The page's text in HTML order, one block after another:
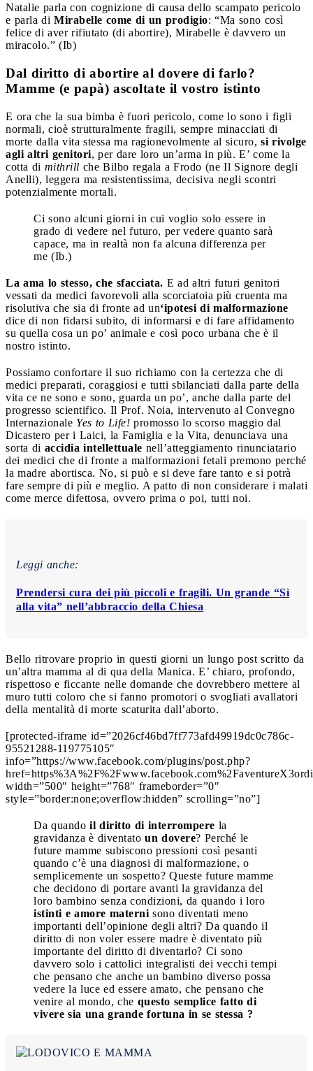
Natalie parla con cognizione di causa dello scampato pericolo
e parla di Mirabelle come di un prodigio: “Ma sono così
felice di aver rifiutato (di abortire), Mirabelle è davvero un
miracolo.” (Ib)
Dal diritto di abortire al dovere di farlo?
Mamme (e papà) ascoltate il vostro istinto
E ora che la sua bimba è fuori pericolo, come lo sono i figli
normali, cioè strutturalmente fragili, sempre minacciati di
morte dalla vita stessa ma ragionevolmente al sicuro, si rivolge
agli altri genitori, per dare loro un’arma in più. E’ come la
cotta di mithrill che Bilbo regala a Frodo (ne Il Signore degli
Anelli), leggera ma resistentissima, decisiva negli scontri
potenzialmente mortali.
Ci sono alcuni giorni in cui voglio solo essere in
grado di vedere nel futuro, per vedere quanto sarà
capace, ma in realtà non fa alcuna differenza per
me (Ib.)
La ama lo stesso, che sfacciata. E ad altri futuri genitori
vessati da medici favorevoli alla scorciatoia più cruenta ma
risolutiva che sia di fronte ad un‘ipotesi di malformazione
dice di non fidarsi subito, di informarsi e di fare affidamento
su quella cosa un po’ animale e così poco urbana che è il
nostro istinto.
Possiamo confortare il suo richiamo con la certezza che di
medici preparati, coraggiosi e tutti sbilanciati dalla parte della
vita ce ne sono e sono, guarda un po’, anche dalla parte del
progresso scientifico. Il Prof. Noia, intervenuto al Convegno
Internazionale Yes to Life! promosso lo scorso maggio dal
Dicastero per i Laici, la Famiglia e la Vita, denunciava una
sorta di accidia intellettuale nell’atteggiamento rinunciatario
dei medici che di fronte a malformazioni fetali premono perché
la madre abortisca. No, si può e si deve fare tanto e si potrà
fare sempre di più e meglio. A patto di non considerare i malati
come merce difettosa, ovvero prima o poi, tutti noi.
Leggi anche:
Prendersi cura dei più piccoli e fragili. Un grande “Sì
alla vita” nell’abbraccio della Chiesa
Bello ritrovare proprio in questi giorni un lungo post scritto da
un’altra mamma al di qua della Manica. E’ chiaro, profondo,
rispettoso e ficcante nelle domande che dovrebbero mettere al
muro tutti coloro che si fanno promotori o svogliati avallatori
della mentalità di morte scaturita dall’aborto.
[protected-iframe id=”2026cf46bd7ff773afd49919dc0c786c-
95521288-119775105″
info=”https://www.facebook.com/plugins/post.php?
width=”500″ height=”768″ frameborder=”0″
style=”border:none;overflow:hidden” scrolling=”no”]
Da quando il diritto di interrompere la
gravidanza è diventato un dovere? Perché le
future mamme subiscono pressioni così pesanti
quando c’è una diagnosi di malformazione, o
semplicemente un sospetto? Queste future mamme
che decidono di portare avanti la gravidanza del
loro bambino senza condizioni, da quando i loro
istinti e amore materni sono diventati meno
importanti dell’opinione degli altri? Da quando il
diritto di non voler essere madre è diventato più
importante del diritto di diventarlo? Ci sono
davvero solo i cattolici integralisti dei vecchi tempi
che pensano che anche un bambino diverso possa
vedere la luce ed essere amato, che pensano che
venire al mondo, che questo semplice fatto di
vivere sia una grande fortuna in se stessa ?